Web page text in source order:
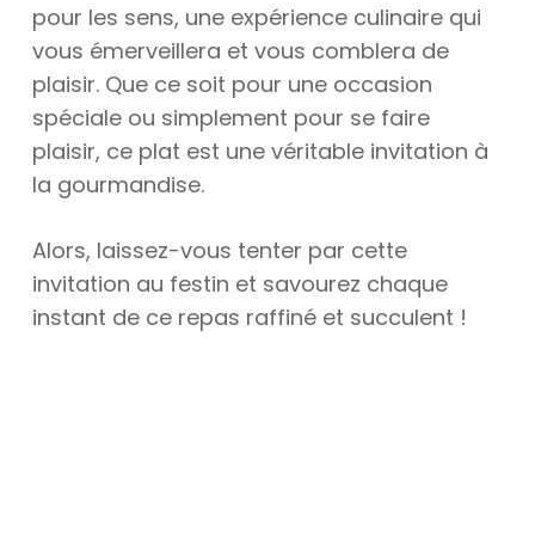
pour les sens, une expérience culinaire qui
vous émerveillera et vous comblera de
plaisir. Que ce soit pour une occasion
spéciale ou simplement pour se faire
plaisir, ce plat est une véritable invitation à
la gourmandise.
Alors, laissez-vous tenter par cette
invitation au festin et savourez chaque
instant de ce repas raffiné et succulent !